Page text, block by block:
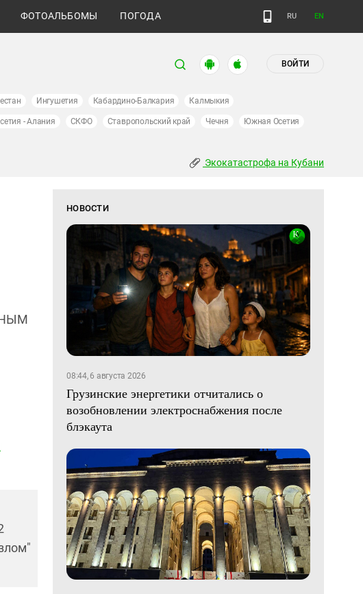
ФОТОАЛЬБОМЫ ПОГОДА RU EN
ВОЙТИ
Ингушетия Кабардино-Балкария Калмыкия
- Алания СКФО Ставропольский край Чечня Южная Осетия
Экокатастрофа на Кубани
НОВОСТИ
08:44, 6 августа 2026
Грузинские энергетики отчитались о
возобновлении электроснабжения после
блэкаута